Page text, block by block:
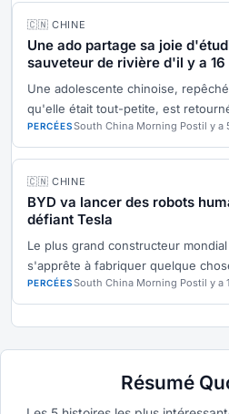
🇨🇳 CHINE
Une ado partage sa joie
sauveteur de rivière d'il y a 16
Une adolescente chinoise,
qu'elle était tout-petite, est
PERCÉESSouth China Morning Postil y a
🇨🇳 CHINE
BYD va lancer des robots
défiant Tesla
Le plus grand constructeur
s'apprête à fabriquer quelque
PERCÉESSouth China Morning Postil y a
Résumé